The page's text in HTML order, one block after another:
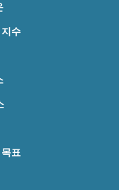
수
표